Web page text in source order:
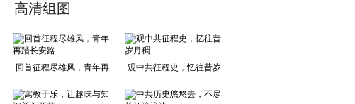
高清组图
回首征程尽雄风，青年再
踏长安路
观中共征程史，忆往昔岁
月稠